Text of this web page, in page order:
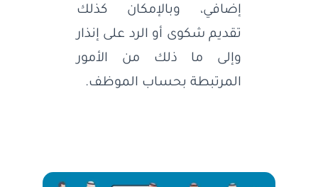
إضافي، وبالإمكان كذلك
تقديم شكوى أو الرد على إنذار
وإلى ما ذلك من الأمور
المرتبطة بحساب الموظف.